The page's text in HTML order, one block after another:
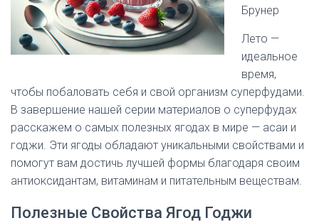
Брунер
Лето —
идеальное
время,
чтобы побаловать себя и свой организм суперфудами.
В завершение нашей серии материалов о суперфудах
расскажем о самых полезных ягодах в мире — асаи и
годжи. Эти ягоды обладают уникальными свойствами и
помогут вам достичь лучшей формы благодаря своим
антиоксидантам, витаминам и питательным веществам.
Полезные Свойства Ягод Годжи